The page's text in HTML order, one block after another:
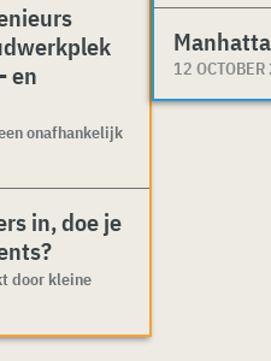
en
onafhankelijk
in, doe je
door kleine
12